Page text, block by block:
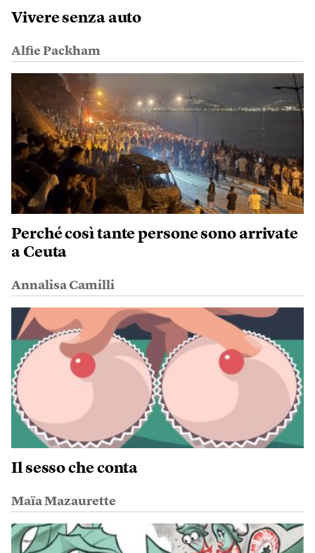
Vivere senza auto
Alfie Packham
Perché così tante persone sono arrivate
a Ceuta
Annalisa Camilli
Il sesso che conta
Maïa Mazaurette